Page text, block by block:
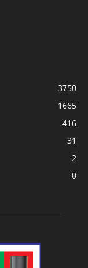
3750
1665
416
31
2
0